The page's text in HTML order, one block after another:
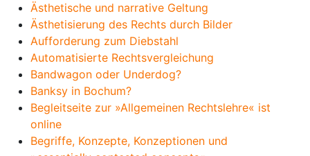
Ästhetische und narrative Geltung
Ästhetisierung des Rechts durch Bilder
Aufforderung zum Diebstahl
Automatisierte Rechtsvergleichung
Bandwagon oder Underdog?
Banksy in Bochum?
Begleitseite zur »Allgemeinen Rechtslehre« ist
online
Begriffe, Konzepte, Konzeptionen und